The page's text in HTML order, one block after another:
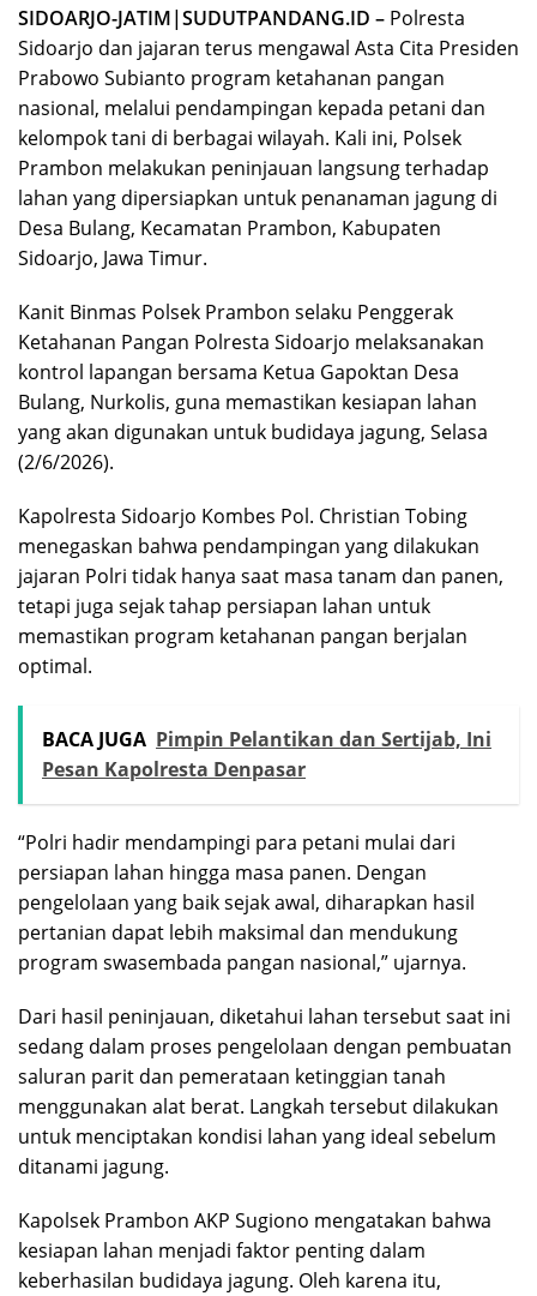
SIDOARJO-JATIM|SUDUTPANDANG.ID – Polresta
Sidoarjo dan jajaran terus mengawal Asta Cita Presiden
Prabowo Subianto program ketahanan pangan
nasional, melalui pendampingan kepada petani dan
kelompok tani di berbagai wilayah. Kali ini, Polsek
Prambon melakukan peninjauan langsung terhadap
lahan yang dipersiapkan untuk penanaman jagung di
Desa Bulang, Kecamatan Prambon, Kabupaten
Sidoarjo, Jawa Timur.
Kanit Binmas Polsek Prambon selaku Penggerak
Ketahanan Pangan Polresta Sidoarjo melaksanakan
kontrol lapangan bersama Ketua Gapoktan Desa
Bulang, Nurkolis, guna memastikan kesiapan lahan
yang akan digunakan untuk budidaya jagung, Selasa
(2/6/2026).
Kapolresta Sidoarjo Kombes Pol. Christian Tobing
menegaskan bahwa pendampingan yang dilakukan
jajaran Polri tidak hanya saat masa tanam dan panen,
tetapi juga sejak tahap persiapan lahan untuk
memastikan program ketahanan pangan berjalan
optimal.
BACA JUGA Pimpin Pelantikan dan Sertijab, Ini
Pesan Kapolresta Denpasar
“Polri hadir mendampingi para petani mulai dari
persiapan lahan hingga masa panen. Dengan
pengelolaan yang baik sejak awal, diharapkan hasil
pertanian dapat lebih maksimal dan mendukung
program swasembada pangan nasional,” ujarnya.
Dari hasil peninjauan, diketahui lahan tersebut saat ini
sedang dalam proses pengelolaan dengan pembuatan
saluran parit dan pemerataan ketinggian tanah
menggunakan alat berat. Langkah tersebut dilakukan
untuk menciptakan kondisi lahan yang ideal sebelum
ditanami jagung.
Kapolsek Prambon AKP Sugiono mengatakan bahwa
kesiapan lahan menjadi faktor penting dalam
keberhasilan budidaya jagung. Oleh karena itu,